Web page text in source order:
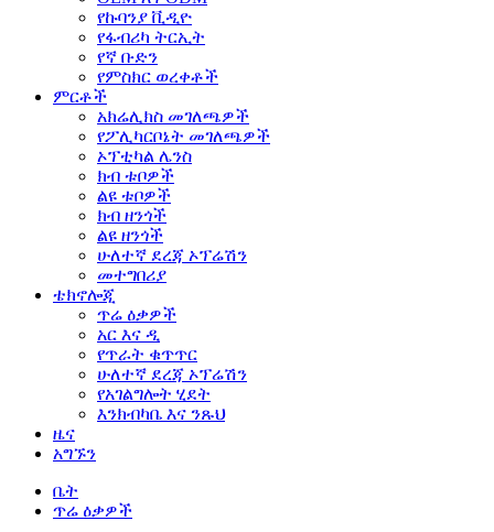
የኩባንያ ቪዲዮ
የፋብሪካ ትርኢት
የኛ ቡድን
የምስክር ወረቀቶች
ምርቶች
አክሬሊክስ መገለጫዎች
የፖሊካርቦኔት መገለጫዎች
ኦፕቲካል ሌንስ
ክብ ቱቦዎች
ልዩ ቱቦዎች
ክብ ዘንጎች
ልዩ ዘንጎች
ሁለተኛ ደረጃ ኦፕሬሽን
መተግበሪያ
ቴክኖሎጂ
ጥሬ ዕቃዎች
አር እና ዲ
የጥራት ቁጥጥር
ሁለተኛ ደረጃ ኦፕሬሽን
የአገልግሎት ሂደት
እንክብካቤ እና ንጹህ
ዜና
አግኙን
ቤት
ጥሬ ዕቃዎች